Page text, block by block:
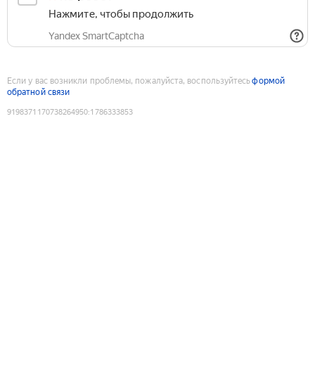
Нажмите, чтобы продолжить
Yandex SmartCaptcha
Если у вас возникли проблемы, пожалуйста, воспользуйтесьформой
обратной связи
9198371170738264950:1786333853